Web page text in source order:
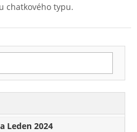
chatkového typu.
Leden 2024